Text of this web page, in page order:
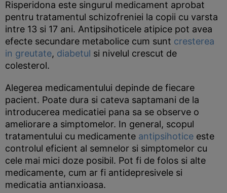
Risperidona este singurul medicament aprobat
pentru tratamentul schizofreniei la copii cu varsta
intre 13 si 17 ani. Antipsihoticele atipice pot avea
efecte secundare metabolice cum sunt cresterea
in greutate, diabetul si nivelul crescut de
colesterol.
Alegerea medicamentului depinde de fiecare
pacient. Poate dura si cateva saptamani de la
introducerea medicatiei pana sa se observe o
ameliorare a simptomelor. In general, scopul
tratamentului cu medicamente antipsihotice este
controlul eficient al semnelor si simptomelor cu
cele mai mici doze posibil. Pot fi de folos si alte
medicamente, cum ar fi antidepresivele si
medicatia antianxioasa.